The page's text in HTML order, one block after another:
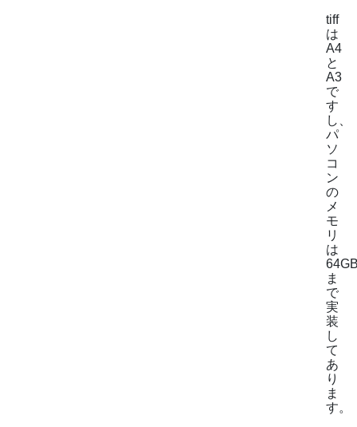
tiff
は
A4
と
A3
で
す
し、
パ
ソ
コ
ン
の
メ
モ
リ
は
ま
で
実
装
し
て
あ
り
ま
す。